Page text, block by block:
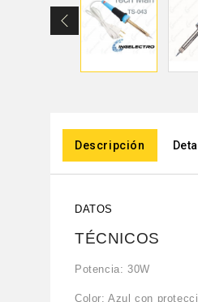
Descripción
DATOS
TÉCNICOS
Potencia: 30W
Color: Azul con